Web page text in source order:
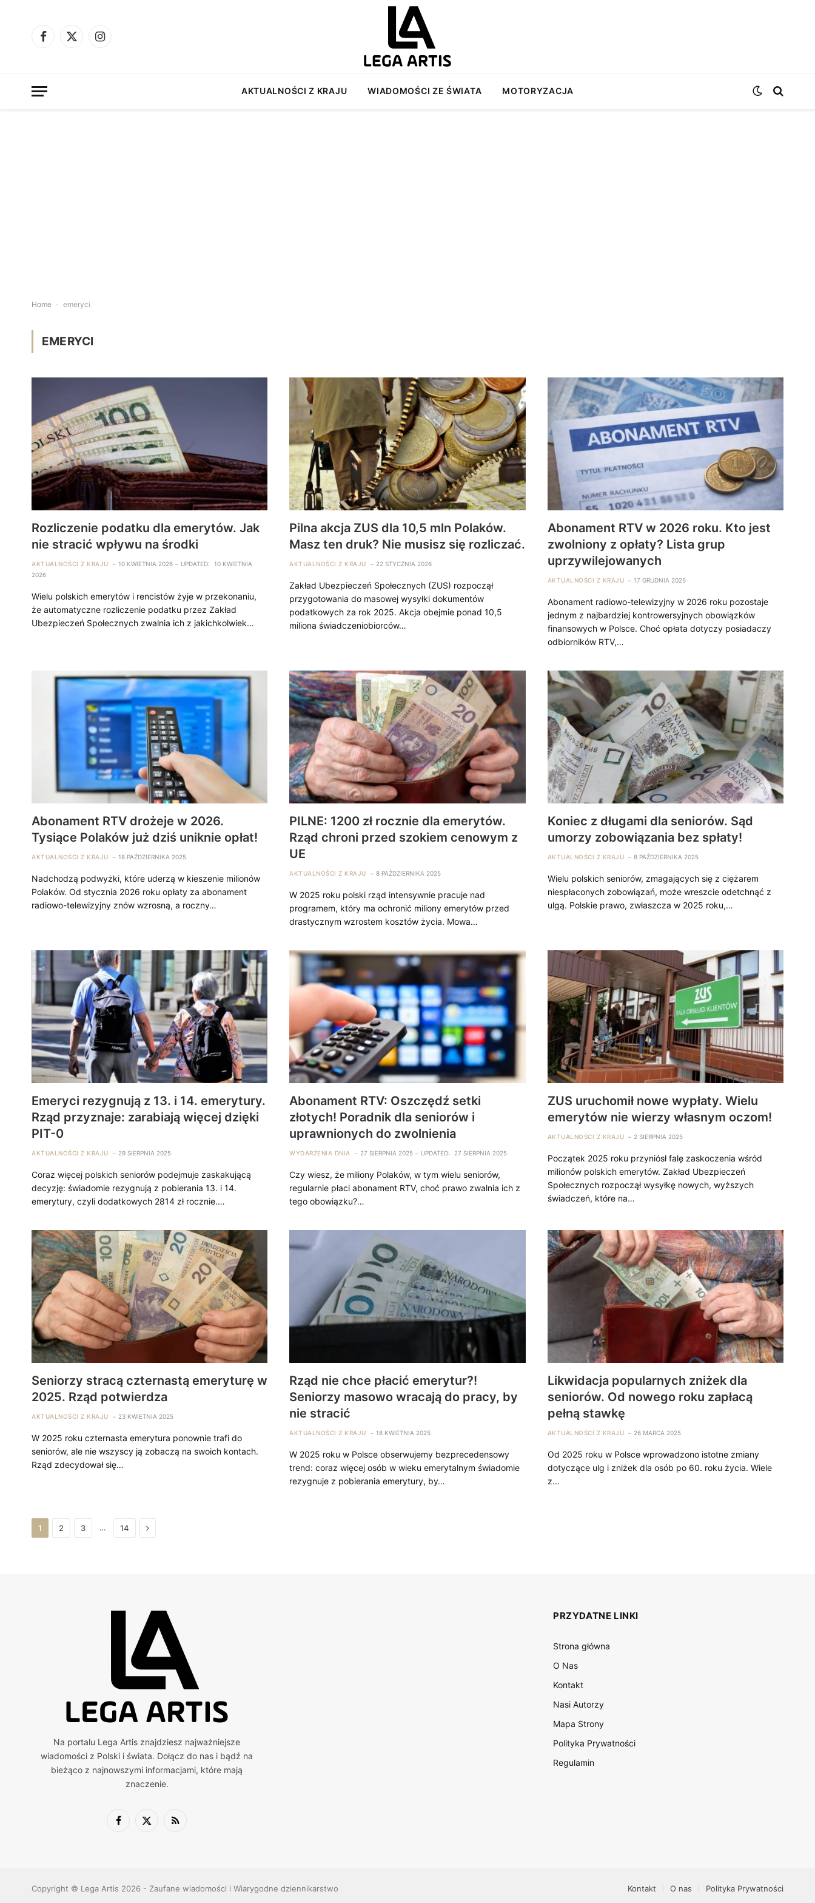
Facebook
X
Instagram
AKTUALNOŚCI Z KRAJU WIADOMOŚCI ZE ŚWIATA MOTORYZACJA
Home - emeryci
EMERYCI
Rozliczenie podatku dla emerytów. Jak
nie stracić wpływu na środki
AKTUALNOŚCI Z KRAJU 10 KWIETNIA 2026 UPDATED:
10 KWIETNIA
2026
Wielu polskich emerytów i rencistów żyje w przekonaniu,
że automatyczne rozliczenie podatku przez Zakład
Ubezpieczeń Społecznych zwalnia ich z jakichkolwiek…
Pilna akcja ZUS dla 10,5 mln Polaków.
Masz ten druk? Nie musisz się rozliczać.
AKTUALNOŚCI Z KRAJU 22 STYCZNIA 2026
Zakład Ubezpieczeń Społecznych (ZUS) rozpoczął
przygotowania do masowej wysyłki dokumentów
podatkowych za rok 2025. Akcja obejmie ponad 10,5
miliona świadczeniobiorców…
Abonament RTV w 2026 roku. Kto jest
zwolniony z opłaty? Lista grup
uprzywilejowanych
AKTUALNOŚCI Z KRAJU 17 GRUDNIA 2025
Abonament radiowo-telewizyjny w 2026 roku pozostaje
jednym z najbardziej kontrowersyjnych obowiązków
finansowych w Polsce. Choć opłata dotyczy posiadaczy
odbiorników RTV,…
Abonament RTV drożeje w 2026.
Tysiące Polaków już dziś uniknie opłat!
AKTUALNOŚCI Z KRAJU 18 PAŹDZIERNIKA 2025
Nadchodzą podwyżki, które uderzą w kieszenie milionów
Polaków. Od stycznia 2026 roku opłaty za abonament
radiowo-telewizyjny znów wzrosną, a roczny…
PILNE: 1200 zł rocznie dla emerytów.
Rząd chroni przed szokiem cenowym z
UE
AKTUALNOŚCI Z KRAJU 8 PAŹDZIERNIKA 2025
W 2025 roku polski rząd intensywnie pracuje nad
programem, który ma ochronić miliony emerytów przed
drastycznym wzrostem kosztów życia. Mowa…
Koniec z długami dla seniorów. Sąd
umorzy zobowiązania bez spłaty!
AKTUALNOŚCI Z KRAJU 8 PAŹDZIERNIKA 2025
Wielu polskich seniorów, zmagających się z ciężarem
niespłaconych zobowiązań, może wreszcie odetchnąć z
ulgą. Polskie prawo, zwłaszcza w 2025 roku,…
Emeryci rezygnują z 13. i 14. emerytury.
Rząd przyznaje: zarabiają więcej dzięki
PIT-0
AKTUALNOŚCI Z KRAJU 29 SIERPNIA 2025
Coraz więcej polskich seniorów podejmuje zaskakującą
decyzję: świadomie rezygnują z pobierania 13. i 14.
emerytury, czyli dodatkowych 2814 zł rocznie.…
Abonament RTV: Oszczędź setki
złotych! Poradnik dla seniorów i
uprawnionych do zwolnienia
WYDARZENIA DNIA 27 SIERPNIA 2025 UPDATED: 27 SIERPNIA 2025
Czy wiesz, że miliony Polaków, w tym wielu seniorów,
regularnie płaci abonament RTV, choć prawo zwalnia ich z
tego obowiązku?…
ZUS uruchomił nowe wypłaty. Wielu
emerytów nie wierzy własnym oczom!
AKTUALNOŚCI Z KRAJU 2 SIERPNIA 2025
Początek 2025 roku przyniósł falę zaskoczenia wśród
milionów polskich emerytów. Zakład Ubezpieczeń
Społecznych rozpoczął wysyłkę nowych, wyższych
świadczeń, które na…
Seniorzy stracą czternastą emeryturę w
2025. Rząd potwierdza
AKTUALNOŚCI Z KRAJU 23 KWIETNIA 2025
W 2025 roku czternasta emerytura ponownie trafi do
seniorów, ale nie wszyscy ją zobaczą na swoich kontach.
Rząd zdecydował się…
Rząd nie chce płacić emerytur?!
Seniorzy masowo wracają do pracy, by
nie stracić
AKTUALNOŚCI Z KRAJU 18 KWIETNIA 2025
W 2025 roku w Polsce obserwujemy bezprecedensowy
trend: coraz więcej osób w wieku emerytalnym świadomie
rezygnuje z pobierania emerytury, by…
Likwidacja popularnych zniżek dla
seniorów. Od nowego roku zapłacą
pełną stawkę
AKTUALNOŚCI Z KRAJU 26 MARCA 2025
Od 2025 roku w Polsce wprowadzono istotne zmiany
dotyczące ulg i zniżek dla osób po 60. roku życia. Wiele
z…
1 2 3 … 14 Next
Na portalu Lega Artis znajdziesz najważniejsze
wiadomości z Polski i świata. Dołącz do nas i bądź na
bieżąco z najnowszymi informacjami, które mają
znaczenie.
Facebook
X
RSS
PRZYDATNE LINKI
Strona główna
O Nas
Kontakt
Nasi Autorzy
Mapa Strony
Polityka Prywatności
Regulamin
Copyright © Lega Artis 2026 - Zaufane wiadomości i Wiarygodne dziennikarstwo Kontakt O nas Polityka Prywatności